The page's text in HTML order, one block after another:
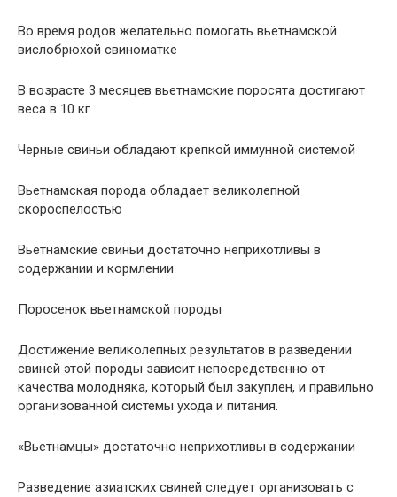
Во время родов желательно помогать вьетнамской
вислобрюхой свиноматке
В возрасте 3 месяцев вьетнамские поросята достигают
веса в 10 кг
Черные свиньи обладают крепкой иммунной системой
Вьетнамская порода обладает великолепной
скороспелостью
Вьетнамские свиньи достаточно неприхотливы в
содержании и кормлении
Поросенок вьетнамской породы
Достижение великолепных результатов в разведении
свиней этой породы зависит непосредственно от
качества молодняка, который был закуплен, и правильно
организованной системы ухода и питания.
«Вьетнамцы» достаточно неприхотливы в содержании
Разведение азиатских свиней следует организовать с